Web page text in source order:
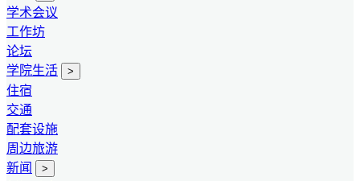
学术会议
工作坊
论坛
学院生活
>
住宿
交通
配套设施
周边旅游
新闻
>